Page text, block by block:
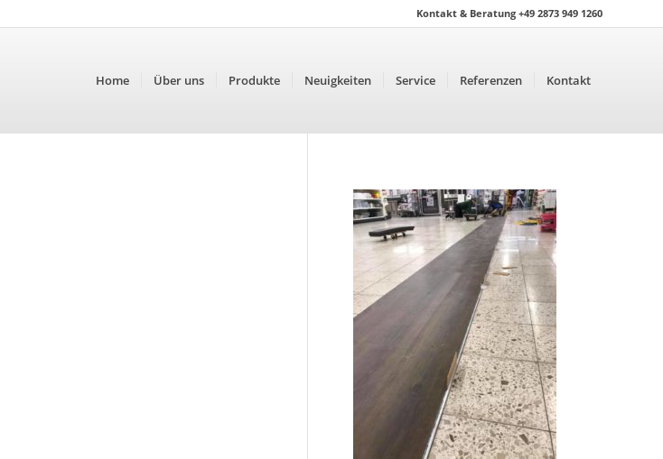
Kontakt & Beratung +49 2873 949 1260
Home Über uns Produkte Neuigkeiten Service Referenzen Kontakt